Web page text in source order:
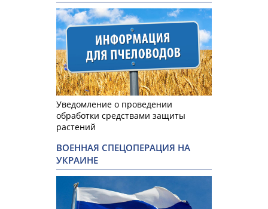
Уведомление о проведении
обработки средствами защиты
растений
ВОЕННАЯ СПЕЦОПЕРАЦИЯ НА
УКРАИНЕ